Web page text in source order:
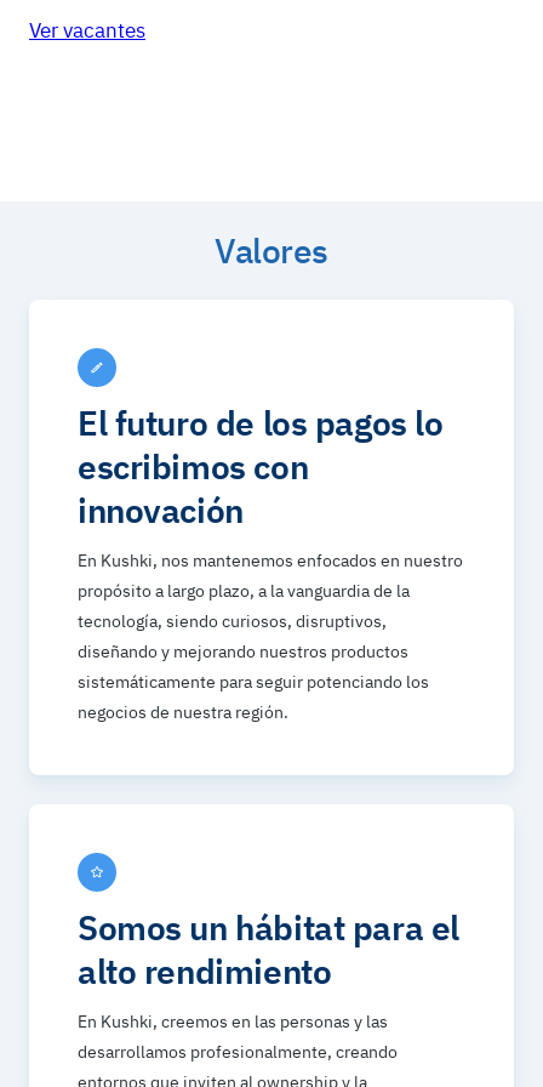
Ver vacantes
Valores
El futuro de los pagos lo
escribimos con
innovación
En Kushki, nos mantenemos enfocados en nuestro
propósito a largo plazo, a la vanguardia de la
tecnología, siendo curiosos, disruptivos,
diseñando y mejorando nuestros productos
sistemáticamente para seguir potenciando los
negocios de nuestra región.
Somos un hábitat para el
alto rendimiento
En Kushki, creemos en las personas y las
desarrollamos profesionalmente, creando
entornos que inviten al ownership y la